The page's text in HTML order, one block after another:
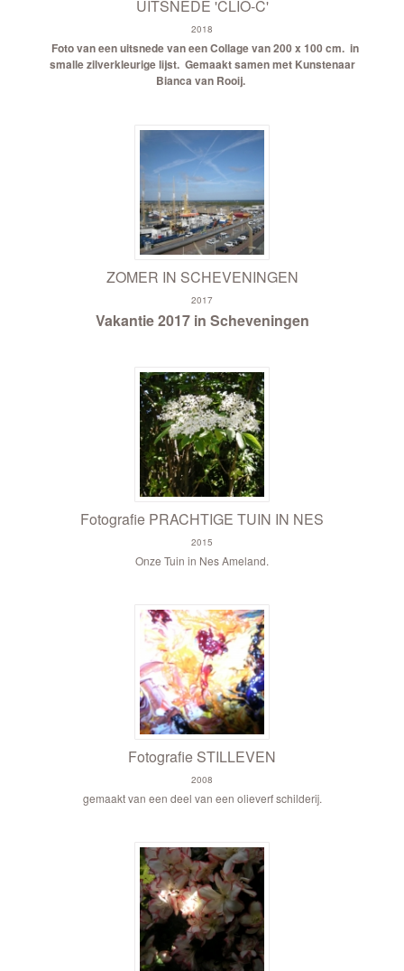
UITSNEDE 'CLIO-C'
2018
Foto van een uitsnede van een Collage van 200 x 100 cm. in
smalle zilverkleurige lijst. Gemaakt samen met Kunstenaar
Bianca van Rooij.
ZOMER IN SCHEVENINGEN
2017
Vakantie 2017 in Scheveningen
Fotografie PRACHTIGE TUIN IN NES
2015
Onze Tuin in Nes Ameland.
Fotografie STILLEVEN
2008
gemaakt van een deel van een olieverf schilderij.